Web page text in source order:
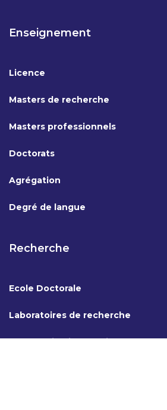
Enseignement
Licence
Masters de recherche
Masters professionnels
Doctorats
Agrégation
Degré de langue
Recherche
Ecole Doctorale
Laboratoires de recherche
Coopération internationale